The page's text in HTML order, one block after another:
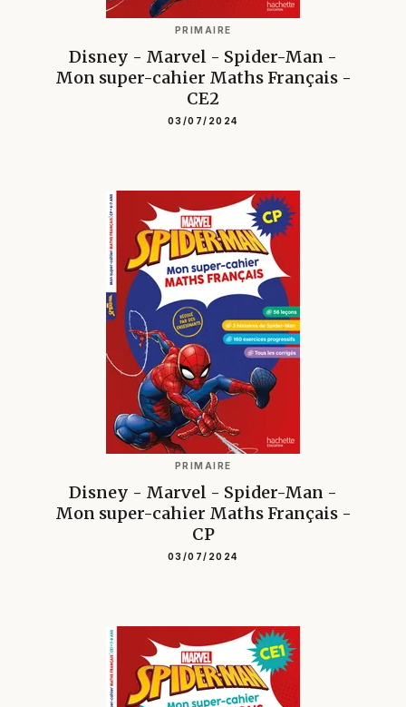
PRIMAIRE
Disney - Marvel - Spider-Man -
Mon super-cahier Maths Français -
CE2
03/07/2024
PRIMAIRE
Disney - Marvel - Spider-Man -
Mon super-cahier Maths Français -
CP
03/07/2024